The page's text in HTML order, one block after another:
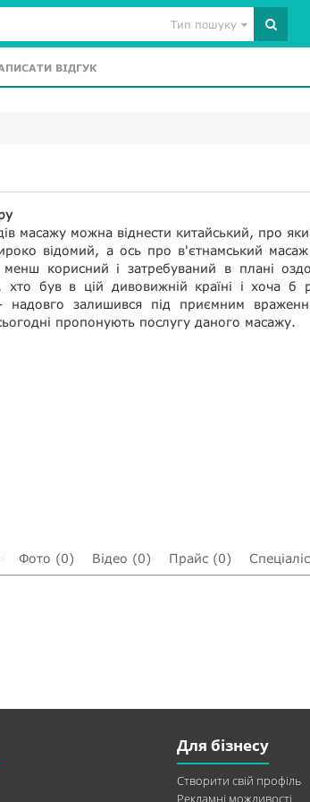
Тип пошуку
ВІДГУК
масажу можна віднести китайський, про
відомий, а ось про в'єтнамський
корисний і затребуваний в плані
хто був в цій дивовижній країні і хоча б
надовго залишився під приємним
пропонують послугу даного масажу.
Фото (0) Відео (0) Прайс (0)
Для бізнесу
Створити свій профіль
Рекламні можливості